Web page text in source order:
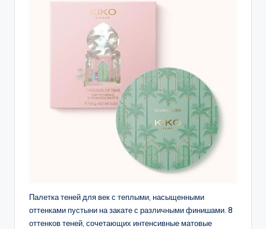
Палетка теней для век с теплыми, насыщенными
оттенками пустыни на закате с различными финишами. 8
оттенков теней, сочетающих интенсивные матовые